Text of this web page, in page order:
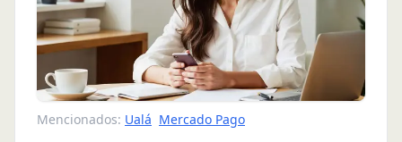
Mencionados: Ualá Mercado Pago